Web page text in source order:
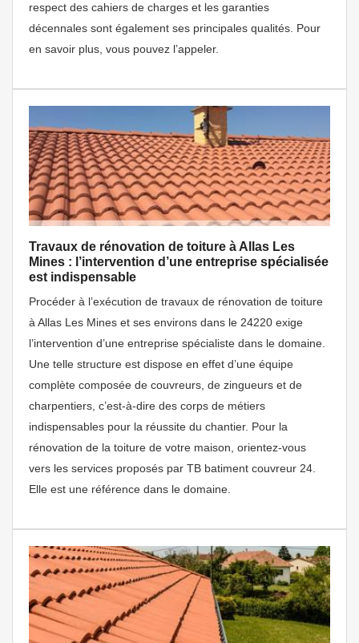
respect des cahiers de charges et les garanties
décennales sont également ses principales qualités. Pour
en savoir plus, vous pouvez l’appeler.
Travaux de rénovation de toiture à Allas Les
Mines : l’intervention d’une entreprise spécialisée
est indispensable
Procéder à l’exécution de travaux de rénovation de toiture
à Allas Les Mines et ses environs dans le 24220 exige
l’intervention d’une entreprise spécialiste dans le domaine.
Une telle structure est dispose en effet d’une équipe
complète composée de couvreurs, de zingueurs et de
charpentiers, c’est-à-dire des corps de métiers
indispensables pour la réussite du chantier. Pour la
rénovation de la toiture de votre maison, orientez-vous
vers les services proposés par TB batiment couvreur 24.
Elle est une référence dans le domaine.